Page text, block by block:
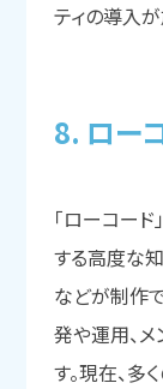
ティの導入
8. ロー
「ローコード
する高度な
などが制作
発や運用、
す。現在、